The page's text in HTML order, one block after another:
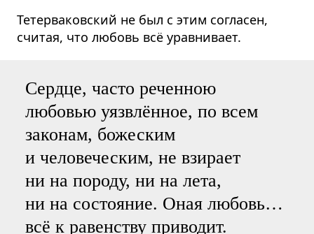
Тетерва­ковский не был с этим согласен,
считая, что любовь всё уравнивает.
Сердце, часто реченною
любовью уязвлённое, по всем
законам, божеским
и человеческим, не взирает
ни на породу, ни на лета,
ни на состояние. Оная любовь…
всё к равенству приводит.